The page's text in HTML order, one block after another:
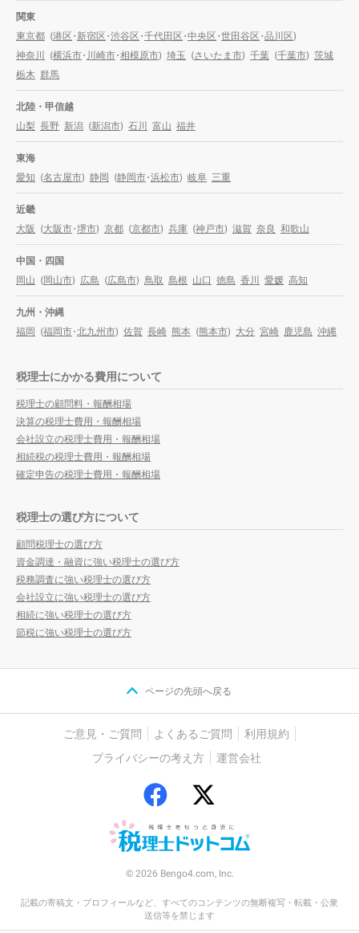
関東
東京都 (港区・新宿区・渋谷区・千代田区・中央区・世田谷区・品川区)
神奈川 (横浜市・川崎市・相模原市) 埼玉 (さいたま市) 千葉 (千葉市) 茨城
栃木 群馬
北陸・甲信越
山梨 長野 新潟 (新潟市) 石川 富山 福井
東海
愛知 (名古屋市) 静岡 (静岡市・浜松市) 岐阜 三重
近畿
大阪 (大阪市・堺市) 京都 (京都市) 兵庫 (神戸市) 滋賀 奈良 和歌山
中国・四国
岡山 (岡山市) 広島 (広島市) 鳥取 島根 山口 徳島 香川 愛媛 高知
九州・沖縄
福岡 (福岡市・北九州市) 佐賀 長崎 熊本 (熊本市) 大分 宮崎 鹿児島 沖縄
税理士にかかる費用について
税理士の顧問料・報酬相場
決算の税理士費用・報酬相場
会社設立の税理士費用・報酬相場
相続税の税理士費用・報酬相場
確定申告の税理士費用・報酬相場
税理士の選び方について
顧問税理士の選び方
資金調達・融資に強い税理士の選び方
税務調査に強い税理士の選び方
会社設立に強い税理士の選び方
相続に強い税理士の選び方
節税に強い税理士の選び方
ページの先頭へ戻る
ご意見・ご質問 よくあるご質問
利用規約
プライバシーの考え方
運営会社
© 2026 Bengo4.com, Inc.
記載の寄稿文・プロフィールなど、すべてのコンテンツの無断複写・転載・公衆
送信等を禁じます